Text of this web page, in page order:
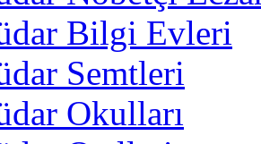
Bilgi Evleri
Semtleri
Okulları